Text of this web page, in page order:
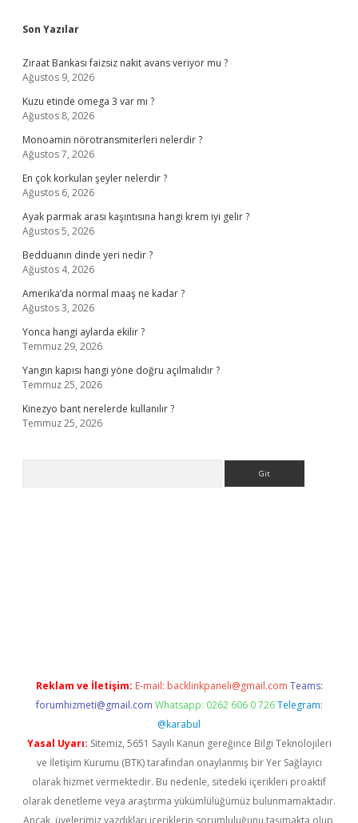
Son Yazılar
Ziraat Bankası faizsiz nakit avans veriyor mu ?
Ağustos 9, 2026
Kuzu etinde omega 3 var mı ?
Ağustos 8, 2026
Monoamin nörotransmiterleri nelerdir ?
Ağustos 7, 2026
En çok korkulan şeyler nelerdir ?
Ağustos 6, 2026
Ayak parmak arası kaşıntısına hangi krem iyi gelir ?
Ağustos 5, 2026
Bedduanın dinde yeri nedir ?
Ağustos 4, 2026
Amerika’da normal maaş ne kadar ?
Ağustos 3, 2026
Yonca hangi aylarda ekilir ?
Temmuz 29, 2026
Yangın kapısı hangi yöne doğru açılmalıdır ?
Temmuz 25, 2026
Kinezyo bant nerelerde kullanılır ?
Temmuz 25, 2026
Reklam ve İletişim: E-mail: backlinkpaneli@gmail.com Teams:
forumhizmeti@gmail.com Whatsapp: 0262 606 0 726 Telegram:
@karabul
Yasal Uyarı: Sitemiz, 5651 Sayılı Kanun gereğince Bilgi Teknolojileri
ve İletişim Kurumu (BTK) tarafından onaylanmış bir Yer Sağlayıcı
olarak hizmet vermektedir. Bu nedenle, sitedeki içerikleri proaktif
olarak denetleme veya araştırma yükümlülüğümüz bulunmamaktadır.
Ancak, üyelerimiz yazdıkları içeriklerin sorumluluğunu taşımakta olup,